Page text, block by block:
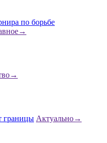
по борьбе
→
→
Актуально→